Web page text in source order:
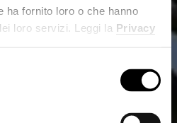
ha fornito loro o che hanno
loro servizi. Leggi la Privacy